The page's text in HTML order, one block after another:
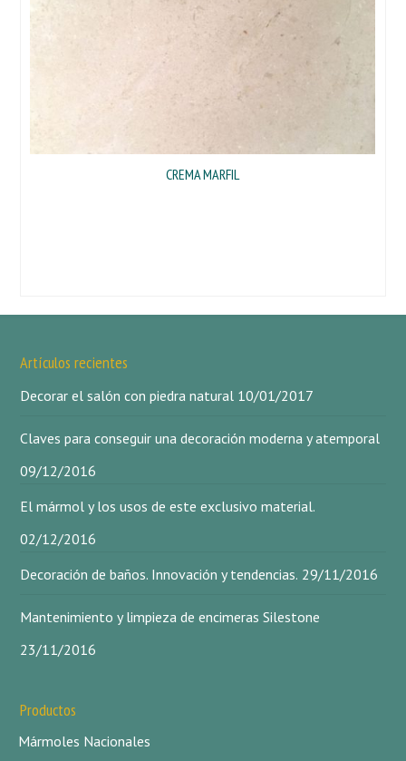
CREMA MARFIL
Artículos recientes
Decorar el salón con piedra natural 10/01/2017
Claves para conseguir una decoración moderna y atemporal
09/12/2016
El mármol y los usos de este exclusivo material.
02/12/2016
Decoración de baños. Innovación y tendencias. 29/11/2016
Mantenimiento y limpieza de encimeras Silestone
23/11/2016
Productos
Mármoles Nacionales